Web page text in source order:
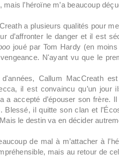
l’héroïne m’a beaucoup
a plusieurs qualités pour
d’affronter le danger et il est
joué par Tom Hardy (en
N'ayant vu que le
Callum MacCreath
il est convaincu qu’un
a accepté d’épouser son frère.
Blessé, il quitte son clan et
le destin va en décider
de mal à m’attacher à
mais au retour de